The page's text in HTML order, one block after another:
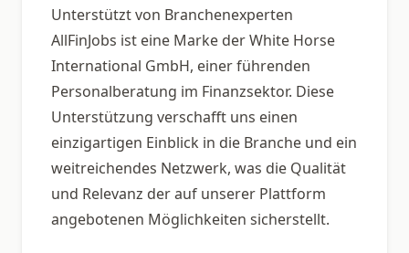
Unterstützt von Branchenexperten
AllFinJobs ist eine Marke der White Horse
International GmbH, einer führenden
Personalberatung im Finanzsektor. Diese
Unterstützung verschafft uns einen
einzigartigen Einblick in die Branche und ein
weitreichendes Netzwerk, was die Qualität
und Relevanz der auf unserer Plattform
angebotenen Möglichkeiten sicherstellt.